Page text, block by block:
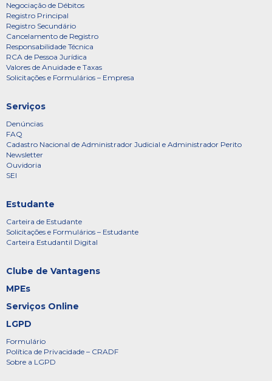
Negociação de Débitos
Registro Principal
Registro Secundário
Cancelamento de Registro
Responsabilidade Técnica
RCA de Pessoa Jurídica
Valores de Anuidade e Taxas
Solicitações e Formulários – Empresa
Serviços
Denúncias
FAQ
Cadastro Nacional de Administrador Judicial e Administrador Perito
Newsletter
Ouvidoria
SEI
Estudante
Carteira de Estudante
Solicitações e Formulários – Estudante
Carteira Estudantil Digital
Clube de Vantagens
MPEs
Serviços Online
LGPD
Formulário
Política de Privacidade – CRADF
Sobre a LGPD